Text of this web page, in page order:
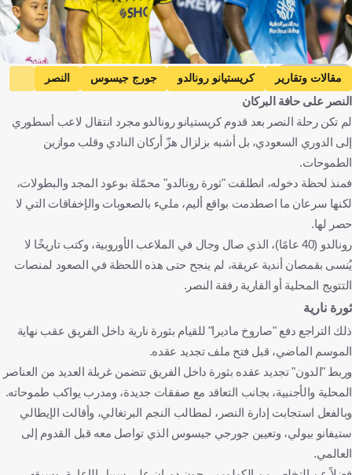
Getty Images
مقالات وتقارير كريستيانو رونالدو جورج جيسوس
النصر
دوري روشن السعودي
المملكة العربية السعودية
كرة قدم
النصر على حافة البركان
لم تكن رحلة النصر بعد قدوم كريستيانو رونالدو مجرد انتقال لاعب أسطوري
إلى الدوري السعودي، بل أشبه بزلزال هزّ أركان النادي وقلب موازين
الطموحات.
فمنذ لحظة دخوله، انطلقت "ثورة رونالدو" محمّلة بوعود المجد والبطولات،
لكنها سرعان ما اصطدمت بواقع أليم، مليء بالصعوبات والإخفاقات التي لا
حصر لها.
رونالدو (40 عامًا)، الذي صال وجال في الملاعب الأوروبية، وكتب تاريخًا لا
يُنسى بقمصان أندية عريقة، لم ينجح حتى هذه اللحظة في الصعود لمنصات
التتويج المحلية أو القارية رفقة النصر.
ثورة نارية
ذلك التراجع دفع "صاروخ ماديرا" للقيام بثورة نارية داخل الفريق عقب نهاية
الموسم الماضي، قبل فتح ملف تجديد عقده.
وربط "الدون" تجديد عقده بثورة داخل الفريق تتضمن غربلة العديد من العناصر
المحلية والأجنبية، بجانب التعاقد مع صفقات جديدة، ومدرب يواكب طموحاته.
وبالفعل استجابت إدارة النصر، لمطالب النجم البرتغالي، وأقالت الإيطالي
ستيفانو بيولي، وتعيين جورجي جيسوس الذي تواصل معه قبل القدوم إلى
العالمي.